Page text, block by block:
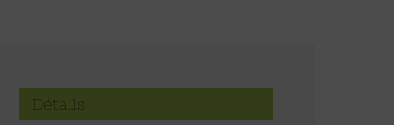
Détails